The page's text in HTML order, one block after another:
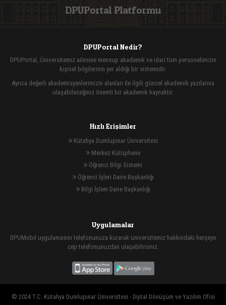
DPUPortal Platformu
DPUPortal Nedir?
DPUPortal, Üniversitemiz ailesine mensup akademik ve idari tüm personelimizin
kişisel bilgilerinin yer aldığı bir sistemidir.
Ayrıca değerli akademisyenlerimizin alanları ile ilgili güncel akademik yazılarına
ulaşabileceğiniz önemli bir akademik kaynaktır.
Hızlı Erişimler
Kütahya Dumlupınar Üniversitesi
Merkez Kütüphane
Öğrenci Bilgi Sistemi
Öğrenci İşleri Daire Başkanlığı
Bilgi İşlem Daire Başkanlığı
Uygulamalar
DPUMobil uygulamasını telefonunuza kurarak üniversitemiz hakkındaki herşeye
cep telefonunuzdan ulaşabilirsiniz.
© 2024 T.C. Kütahya Dumlupınar Üniversitesi - Dijital Dönüşüm ve Yazılım Ofisi